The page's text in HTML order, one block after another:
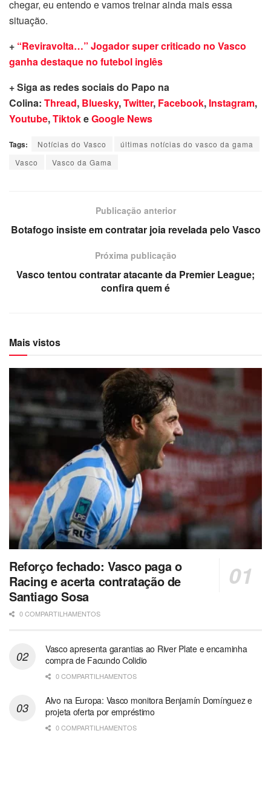
chegar, eu entendo e vamos treinar ainda mais essa
situação.
+ “Reviravolta…” Jogador super criticado no Vasco
ganha destaque no futebol inglês
+ Siga as redes sociais do Papo na
Colina: Thread, Bluesky,Twitter, Facebook, Instagram,
Youtube,TiktokeGoogle News
Tags: Notícias do Vasco
últimas notícias do vasco da gama
Vasco
Vasco da Gama
Publicação anterior
Botafogo insiste em contratar joia revelada pelo Vasco
Próxima publicação
Vasco tentou contratar atacante da Premier League;
confira quem é
Mais vistos
Reforço fechado: Vasco paga o
Racing e acerta contratação de
Santiago Sosa
0 COMPARTILHAMENTOS
Vasco apresenta garantias ao River Plate e encaminha
compra de Facundo Colidio
0 COMPARTILHAMENTOS
Alvo na Europa: Vasco monitora Benjamín Domínguez e
projeta oferta por empréstimo
0 COMPARTILHAMENTOS